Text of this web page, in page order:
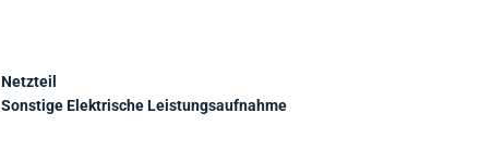
Netzteil
Sonstige Elektrische Leistungsaufnahme